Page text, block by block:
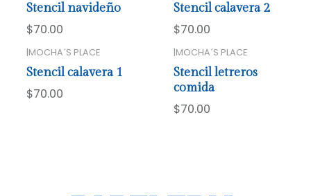
Stencil navideño
$70.00
Stencil calavera 2
$70.00
|MOCHA´S PLACE
Stencil calavera 1
$70.00
|MOCHA´S PLACE
Stencil letreros
comida
$70.00